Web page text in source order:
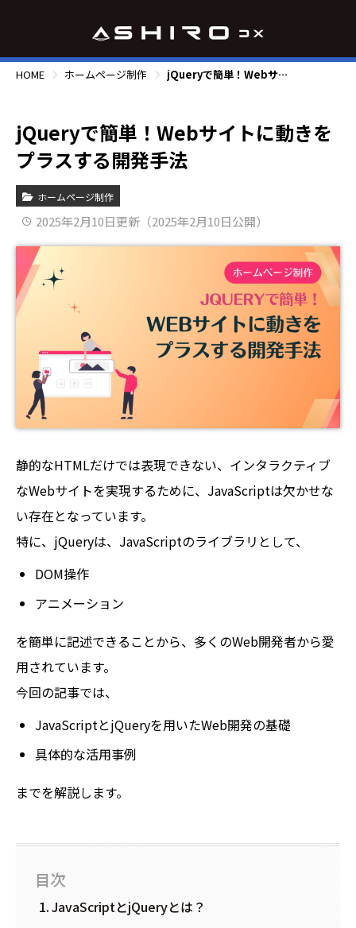
HOME ホームページ制作 jQueryで簡単！Webサイトに動きをプラスする開発手法
jQueryで簡単！Webサイトに動きを
プラスする開発手法
ホームページ制作
2025年2月10日更新（2025年2月10日公開）
静的なHTMLだけでは表現できない、インタラクティブ
なWebサイトを実現するために、JavaScriptは欠かせな
い存在となっています。
特に、jQueryは、JavaScriptのライブラリとして、
DOM操作
アニメーション
を簡単に記述できることから、多くのWeb開発者から愛
用されています。
今回の記事では、
JavaScriptとjQueryを用いたWeb開発の基礎
具体的な活用事例
までを解説します。
目次
JavaScriptとjQueryとは？